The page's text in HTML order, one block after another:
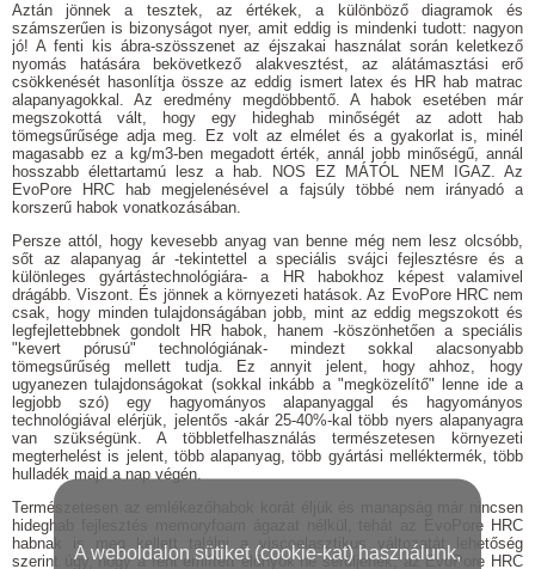
A weboldalon sütiket (cookie-kat) használunk,
Aztán jönnek a tesztek, az értékek, a különböző diagramok és
számszerűen is bizonyságot nyer, amit eddig is mindenki tudott: nagyon
jó! A fenti kis ábra-szösszenet az éjszakai használat során keletkező
nyomás hatására bekövetkező alakvesztést, az alátámasztási erő
csökkenését hasonlítja össze az eddig ismert latex és HR hab matrac
alapanyagokkal. Az eredmény megdöbbentő. A habok esetében már
megszokottá vált, hogy egy hideghab minőségét az adott hab
tömegsűrűsége adja meg. Ez volt az elmélet és a gyakorlat is, minél
magasabb ez a kg/m3-ben megadott érték, annál jobb minőségű, annál
hosszabb élettartamú lesz a hab. NOS EZ MÁTÓL NEM IGAZ. Az
EvoPore HRC hab megjelenésével a fajsúly többé nem irányadó a
korszerű habok vonatkozásában.
Persze attól, hogy kevesebb anyag van benne még nem lesz olcsóbb,
sőt az alapanyag ár -tekintettel a speciális svájci fejlesztésre és a
különleges gyártástechnológiára- a HR habokhoz képest valamivel
drágább. Viszont. És jönnek a környezeti hatások. Az EvoPore HRC nem
csak, hogy minden tulajdonságában jobb, mint az eddig megszokott és
legfejlettebbnek gondolt HR habok, hanem -köszönhetően a speciális
"kevert pórusú" technológiának- mindezt sokkal alacsonyabb
tömegsűrűség mellett tudja. Ez annyit jelent, hogy ahhoz, hogy
ugyanezen tulajdonságokat (sokkal inkább a "megközelítő" lenne ide a
legjobb szó) egy hagyományos alapanyaggal és hagyományos
technológiával elérjük, jelentős -akár 25-40%-kal több nyers alapanyagra
van szükségünk. A többletfelhasználás természetesen környezeti
megterhelést is jelent, több alapanyag, több gyártási melléktermék, több
hulladék majd a nap végén.
Természetesen az emlékezőhabok korát éljük és manapság már nincsen
hideghab fejlesztés memoryfoam ágazat nélkül, tehát az EvoPore HRC
habnak is meg kellett találni a viscoelasztikus változatát lehetőség
szerint úgy, hogy a fent említett előnyök ne sérüljenek, az EvoPore HRC